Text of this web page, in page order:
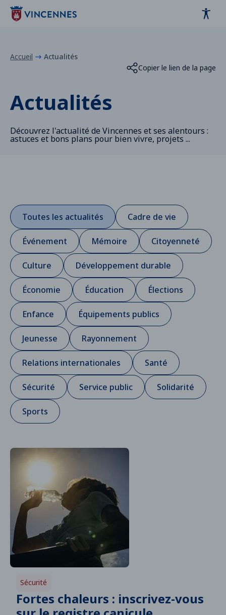
contenu
Accueil
Actualités
Copier le lien de la page
Actualités
Découvrez l'actualité de Vincennes et ses alentours :
astuces et bons plans pour bien vivre, projets ...
Toutes les actualités Cadre de vie
Événement Mémoire Citoyenneté
Culture Développement durable
Économie Éducation Élections
Enfance Équipements publics
Jeunesse Rayonnement
Relations internationales Santé
Sécurité Service public Solidarité
Sports
Sécurité
Fortes chaleurs : inscrivez-vous
Panneau de gestion des cookies